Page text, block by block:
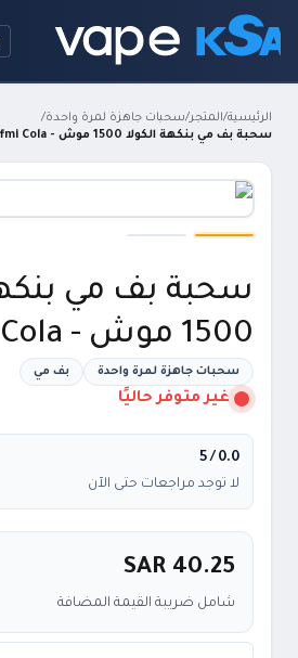
الرئيسية/المتجر/سحبات جاهزة لمرة واحدة/
سحبة بف مي بنكهة الكولا 1500 موش - puffmi Cola
سحبة بف مي
1500 موش - puffmi Cola
سحبات جاهزة لمرة واحدة بف مي
غير متوفر حاليًا
0.0
/ 5
لا توجد مراجعات حتى الآن
SAR 40.25
شامل ضريبة القيمة المضافة